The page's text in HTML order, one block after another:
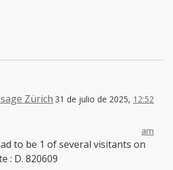
Zürich 31 de julio de 2025, 12:52
am
to be 1 of several visitants on
: D. 820609